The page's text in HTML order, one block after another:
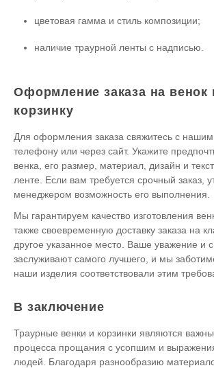
цветовая гамма и стиль композиции;
наличие траурной ленты с надписью.
Оформление заказа на венок
корзинку
Для оформления заказа свяжитесь с
телефону или через сайт. Укажите
венка, его размер, материал, дизайн и
ленте. Если вам требуется срочный заказ,
менеджером возможность его выполнения.
Мы гарантируем качество изготовления
также своевременную доставку заказа на
другое указанное место. Ваше уважение и
заслуживают самого лучшего, и мы
наши изделия соответствовали этим
В заключение
Траурные венки и корзинки являются
процесса прощания с усопшим и выражения
людей. Благодаря разнообразию